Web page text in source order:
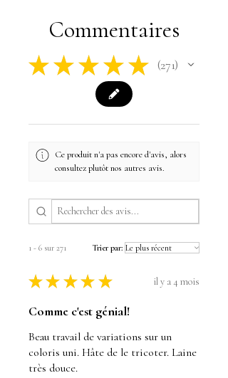
Commentaires
★ ★ ★ ★ ★ 271
271
Ce produit n'a pas encore d'avis, alors
consultez plutôt nos autres avis.
1 - 6 sur 271 Trier par:
★ ★ ★ ★ ★ il y a 4 mois
Comme c'est génial!
Beau travail de variations sur un
coloris uni. Hâte de le tricoter. Laine
très douce.